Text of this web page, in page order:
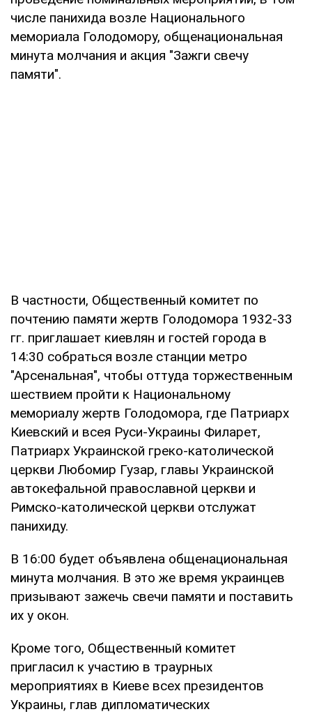
числе панихида возле Национального
мемориала Голодомору, общенациональная
минута молчания и акция "Зажги свечу
памяти".
В частности, Общественный комитет по
почтению памяти жертв Голодомора 1932-33
гг. приглашает киевлян и гостей города в
14:30 собраться возле станции метро
"Арсенальная", чтобы оттуда торжественным
шествием пройти к Национальному
мемориалу жертв Голодомора, где Патриарх
Киевский и всея Руси-Украины Филарет,
Патриарх Украинской греко-католической
церкви Любомир Гузар, главы Украинской
автокефальной православной церкви и
Римско-католической церкви отслужат
панихиду.
В 16:00 будет объявлена общенациональная
минута молчания. В это же время украинцев
призывают зажечь свечи памяти и поставить
их у окон.
Кроме того, Общественный комитет
пригласил к участию в траурных
мероприятиях в Киеве всех президентов
Украины, глав дипломатических